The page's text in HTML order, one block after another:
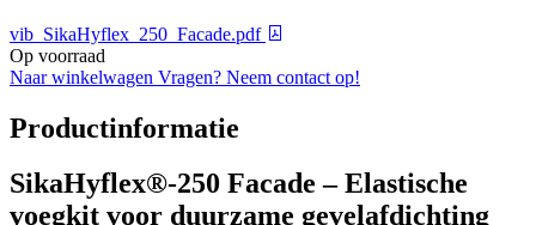
vib_SikaHyflex_250_Facade.pdf
Op voorraad
Naar winkelwagen Vragen? Neem contact op!
Productinformatie
SikaHyflex®-250 Facade – Elastische
voegkit voor duurzame gevelafdichting